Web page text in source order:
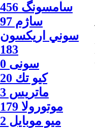
سامسونگ 456
ساژم 97
سوني اريكسون
183
سونی 0
كيو تك 20
ماتريس 3
موتورولا 179
ميو موبايل 2